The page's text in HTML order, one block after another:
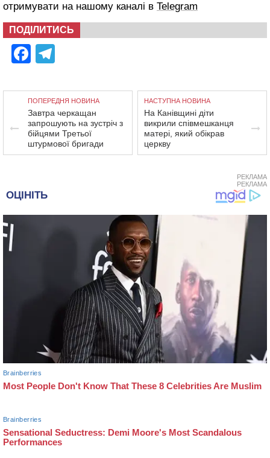
отримувати на нашому каналі в Telegram
ПОДІЛИТИСЬ
Facebook
ПОПЕРЕДНЯ НОВИНА
Завтра черкащан
запрошують на зустріч з
бійцями Третьої
штурмової бригади
НАСТУПНА НОВИНА
На Канівщині діти
викрили співмешканця
матері, який обікрав
церкву
РЕКЛАМА
РЕКЛАМА